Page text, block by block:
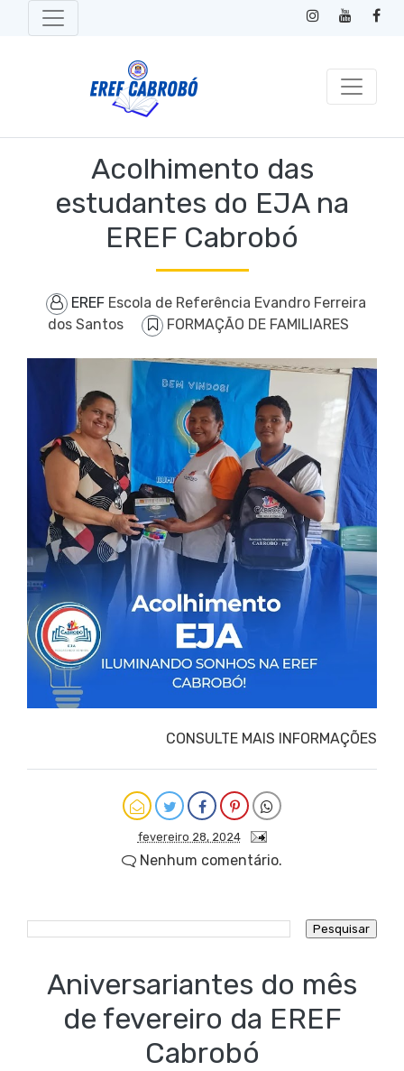
Acolhimento das
estudantes do EJA na
EREF Cabrobó
EREF Escola de Referência Evandro Ferreira
dos Santos
FORMAÇÃO DE FAMILIARES
CONSULTE MAIS INFORMAÇÕES
fevereiro 28, 2024
Nenhum comentário.
Aniversariantes do mês
de fevereiro da EREF
Cabrobó